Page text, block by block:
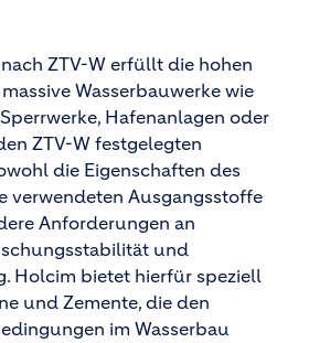
ZTV-W erfüllt die hohen
Wasserbauwerke wie
Hafenanlagen oder
ZTV-W festgelegten
die Eigenschaften des
verwendeten Ausgangsstoffe
Anforderungen an
und
Holcim bietet hierfür speziell
und Zemente, die den
im Wasserbau